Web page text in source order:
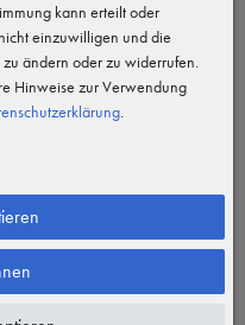
kann erteilt oder
einzuwilligen und die
ändern oder zu widerrufen.
Hinweise zur Verwendung
.